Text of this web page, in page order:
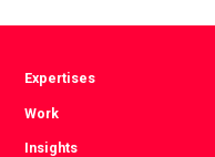
Expertises
Work
Insights